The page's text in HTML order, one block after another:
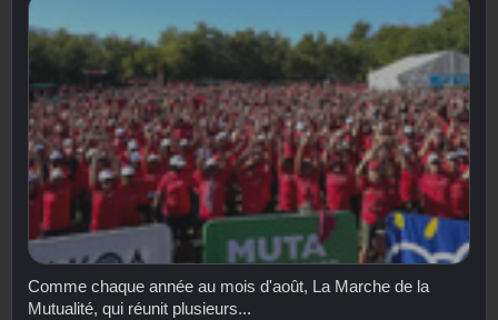
Comme chaque année au mois d'août, La Marche de la
Mutualité, qui réunit plusieurs...